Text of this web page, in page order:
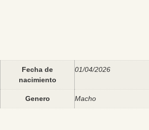
Fecha de
nacimiento
01/04/2026
Genero Macho